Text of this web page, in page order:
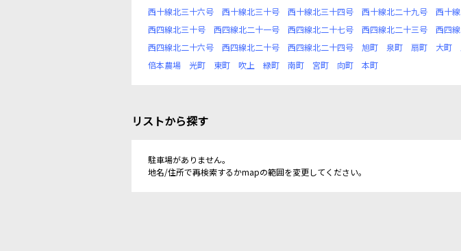
西十線北三十六号
西十線北三十号 西十線北三十四号 西十線北二十九号 西十
西四線北三十号
西四線北二十一号 西四線北二十七号 西四線北二十三号 西四
西四線北二十六号
西四線北二十号 西四線北二十四号 旭町 泉町 扇町 大町
倍本農場
光町 東町 吹上 緑町 南町 宮町 向町 本町
リストから探す
駐車場がありません。
地名/住所で再検索するかmapの範囲を変更してください。